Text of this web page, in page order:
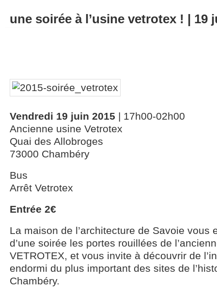
une soirée à l’usine vetrotex ! | 19
Vendredi 19 juin 2015 | 17h00-02h00
Ancienne usine Vetrotex
Quai des Allobroges
73000 Chambéry
Bus
Arrêt Vetrotex
Entrée 2€
La maison de l’architecture de Savoie vous
d’une soirée les portes rouillées de
VETROTEX, et vous invite à découvrir de
endormi du plus important des sites de
Chambéry.